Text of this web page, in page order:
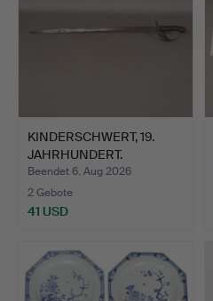
KINDERSCHWERT, 19.
JAHRHUNDERT.
Beendet 6. Aug 2026
2 Gebote
41 USD